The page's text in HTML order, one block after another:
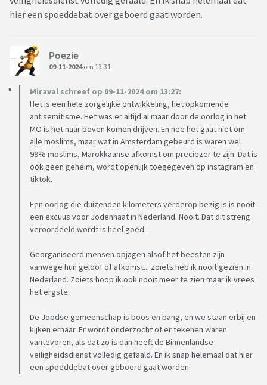
hier een spoeddebat over geboerd gaat worden.
Poezie
09-11-2024om 13:31
Miraval schreef op 09-11-2024 om 13:27:
Het is een hele zorgelijke ontwikkeling, het opkomende
antisemitisme. Het was er altijd al maar door de oorlog in het
MO is het naar boven komen drijven. En nee het gaat niet om
alle moslims, maar wat in Amsterdam gebeurd is waren wel
99% moslims, Marokkaanse afkomst om preciezer te zijn. Dat is
ook geen geheim, wordt openlijk toegegeven op instagram en
tiktok.
Een oorlog die duizenden kilometers verderop bezig is is nooit
een excuus voor Jodenhaat in Nederland. Nooit. Dat dit streng
veroordeeld wordt is heel goed.
Georganiseerd mensen opjagen alsof het beesten zijn
vanwege hun geloof of afkomst... zoiets heb ik nooit gezien in
Nederland. Zoiets hoop ik ook nooit meer te zien maar ik vrees
het ergste.
De Joodse gemeenschap is boos en bang, en we staan erbij en
kijken ernaar. Er wordt onderzocht of er tekenen waren
vantevoren, als dat zo is dan heeft de Binnenlandse
veiligheidsdienst volledig gefaald. En ik snap helemaal dat hier
een spoeddebat over geboerd gaat worden.